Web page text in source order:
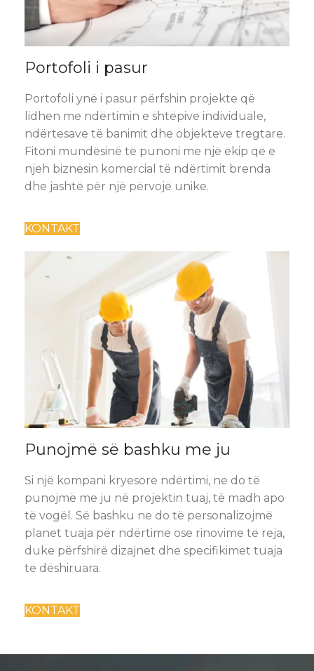
Portofoli i pasur
Portofoli ynë i pasur përfshin projekte që
lidhen me ndërtimin e shtëpive individuale,
ndërtesave të banimit dhe objekteve tregtare.
Fitoni mundësinë të punoni me një ekip që e
njeh biznesin komercial të ndërtimit brenda
dhe jashtë për një përvojë unike.
KONTAKT
Punojmë së bashku me ju
Si një kompani kryesore ndërtimi, ne do të
punojmë me ju në projektin tuaj, të madh apo
të vogël. Së bashku ne do të personalizojmë
planet tuaja për ndërtime ose rinovime të reja,
duke përfshirë dizajnet dhe specifikimet tuaja
të dëshiruara.
KONTAKT